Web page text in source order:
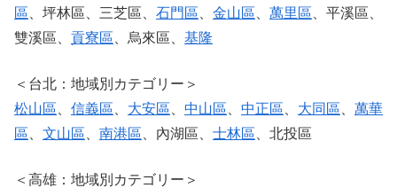
區 、坪林區、三芝區、 石門區 金山區 萬里區 、平溪區、
雙溪區、 貢寮區 、烏來區、 基隆
＜台北：地域別カテゴリー＞
松山區
信義區 大安區 中山區 中正區 大同區
萬華
區
文山區 南港區 、內湖區、 士林區 、北投區
＜高雄：地域別カテゴリー＞